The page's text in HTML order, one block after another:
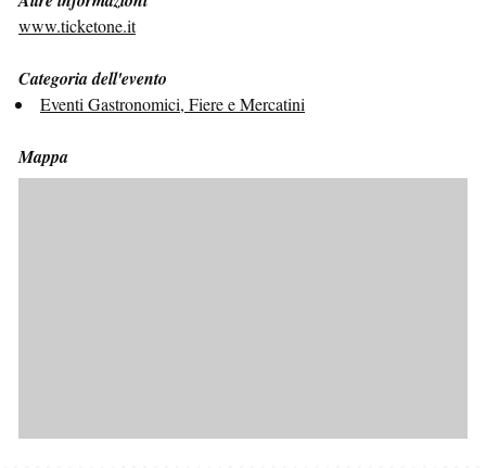
www.ticketone.it
Categoria dell'evento
Eventi Gastronomici, Fiere e Mercatini
Mappa